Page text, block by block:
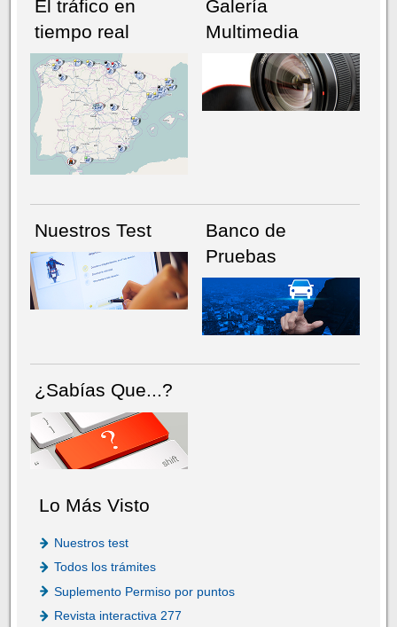
NÚMERO ACTUALHEMEROTECA
El tráfico en
tiempo real
Galería
Multimedia
Nuestros Test
Banco de
Pruebas
¿Sabías Que...?
Lo Más Visto
Nuestros test
Todos los trámites
Suplemento Permiso por puntos
Revista interactiva 277